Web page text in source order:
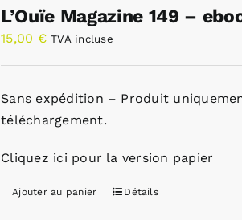
L’Ouïe Magazine 149 –
15,00 € TVA incluse
Sans expédition – Produit
téléchargement.
Cliquez ici pour la version papier
Ajouter au panier Détails